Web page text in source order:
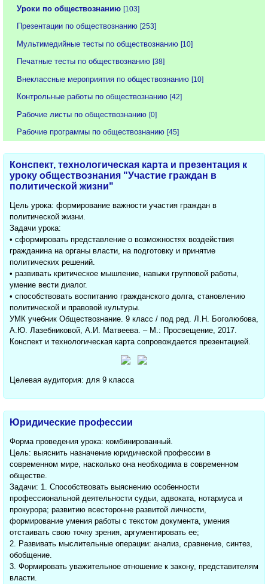
Уроки по обществознанию [103]
Презентации по обществознанию [253]
Мультимедийные тесты по обществознанию [10]
Печатные тесты по обществознанию [38]
Внеклассные мероприятия по обществознанию [10]
Контрольные работы по обществознанию [42]
Рабочие листы по обществознанию [0]
Рабочие программы по обществознанию [45]
Конспект, технологическая карта и презентация к
уроку обществознания "Участие граждан в
политической жизни"
Цель урока: формирование важности участия граждан в
политической жизни.
Задачи урока:
• сформировать представление о возможностях воздействия
гражданина на органы власти, на подготовку и принятие
политических решений.
• развивать критическое мышление, навыки групповой работы,
умение вести диалог.
• способствовать воспитанию гражданского долга, становлению
политической и правовой культуры.
УМК учебник Обществознание. 9 класс / под ред. Л.Н. Боголюбова,
А.Ю. Лазебниковой, А.И. Матвеева. – М.: Просвещение, 2017.
Конспект и технологическая карта сопровождается презентацией.
Целевая аудитория: для 9 класса
Юридические профессии
Форма проведения урока: комбинированный.
Цель: выяснить назначение юридической профессии в
современном мире, насколько она необходима в современном
обществе.
Задачи: 1. Способствовать выяснению особенности
профессиональной деятельности судьи, адвоката, нотариуса и
прокурора; развитию всесторонне развитой личности,
формирование умения работы с текстом документа, умения
отстаивать свою точку зрения, аргументировать ее;
2. Развивать мыслительные операции: анализ, сравнение, синтез,
обобщение.
3. Формировать уважительное отношение к закону, представителям
власти.